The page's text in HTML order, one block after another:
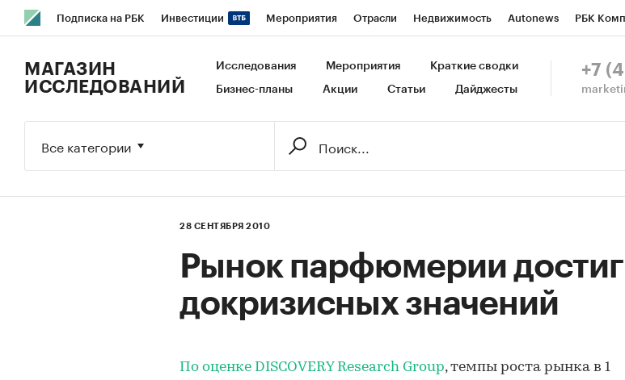
Подписка на РБК Инвестиции Мероприятия Отрасли Недвижимость Autonews РБК
Исследования Кредитные рейтинги Франшизы Газета Спецпроекты СПб Конференции СПб
МАГАЗИН
ИССЛЕДОВАНИЙ
Исследования Мероприятия Краткие сводки
Бизнес-планы Акции Статьи Дайджесты
+7
Все категории
28 СЕНТЯБРЯ 2010
Рынок парфюмерии достиг
докризисных значений
По оценке DISCOVERY Research Group, темпы роста рынка в 1